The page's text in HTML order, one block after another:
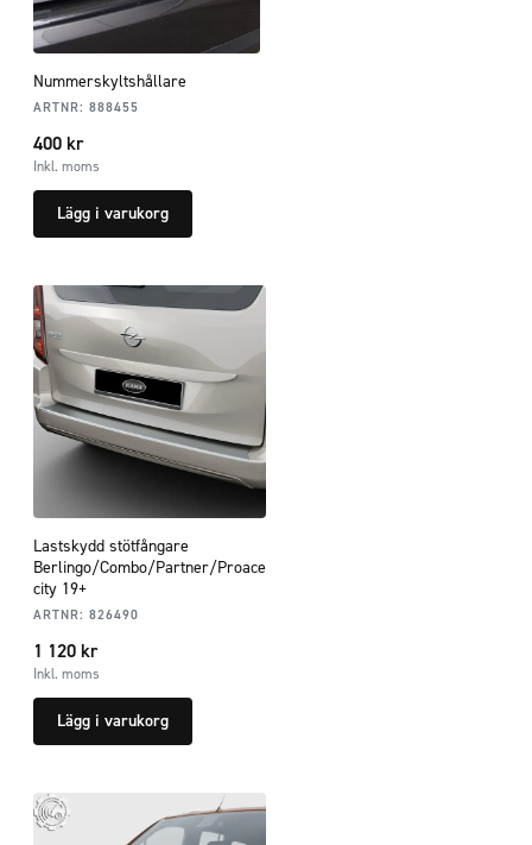
Nummerskyltshållare
ARTNR: 888455
400 kr
Inkl. moms
Lägg i varukorg
Lastskydd stötfångare
Berlingo/Combo/Partner/Proace
city 19+
ARTNR: 826490
1 120 kr
Inkl. moms
Lägg i varukorg